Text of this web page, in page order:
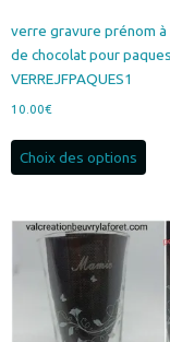
verre gravure prénom
de chocolat pour
VERREJFPAQUES1
10.00€
Choix des options